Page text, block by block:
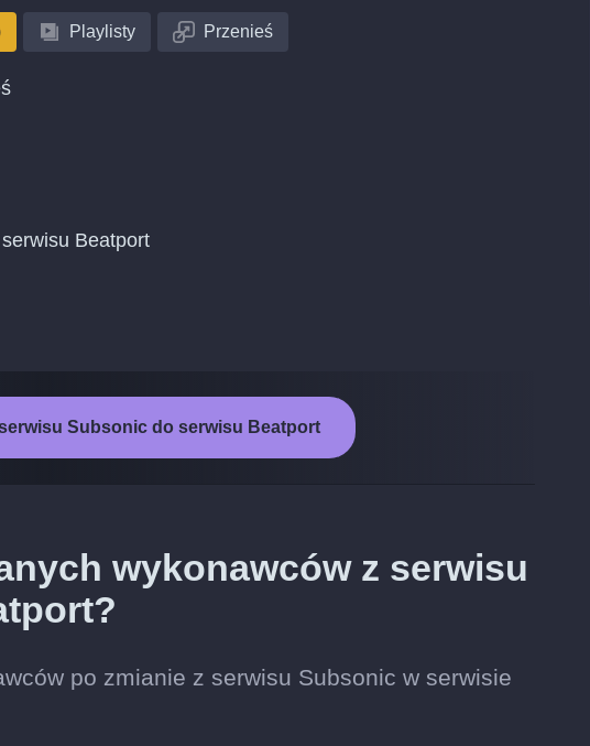
Playlisty Przenieś
Beatport
Subsonic do serwisu Beatport
wykonawców z serwisu
po zmianie z serwisu Subsonic w serwisie